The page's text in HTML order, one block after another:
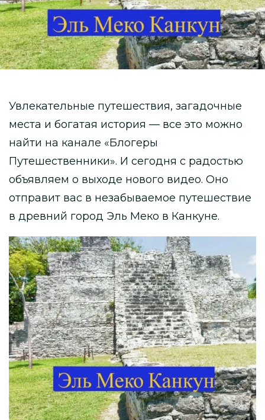
Увлекательные путешествия, загадочные
места и богатая история — все это можно
найти на канале «Блогеры
Путешественники». И сегодня с радостью
объявляем о выходе нового видео. Оно
отправит вас в незабываемое путешествие
в древний город Эль Меко в Канкуне.